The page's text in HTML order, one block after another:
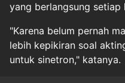
yang berlangsung setiap
"Karena belum pernah
lebih kepikiran soal
untuk sinetron," katanya.